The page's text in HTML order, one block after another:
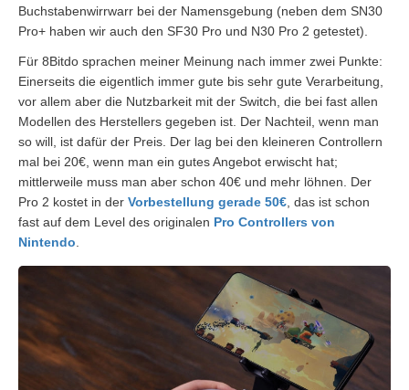
Buchstabenwirrwarr bei der Namensgebung (neben dem SN30
Pro+ haben wir auch den SF30 Pro und N30 Pro 2 getestet).
Für 8Bitdo sprachen meiner Meinung nach immer zwei Punkte:
Einerseits die eigentlich immer gute bis sehr gute Verarbeitung,
vor allem aber die Nutzbarkeit mit der Switch, die bei fast allen
Modellen des Herstellers gegeben ist. Der Nachteil, wenn man
so will, ist dafür der Preis. Der lag bei den kleineren Controllern
mal bei 20€, wenn man ein gutes Angebot erwischt hat;
mittlerweile muss man aber schon 40€ und mehr löhnen. Der
Pro 2 kostet in der Vorbestellung gerade 50€, das ist schon
fast auf dem Level des originalen Pro Controllers von
Nintendo.